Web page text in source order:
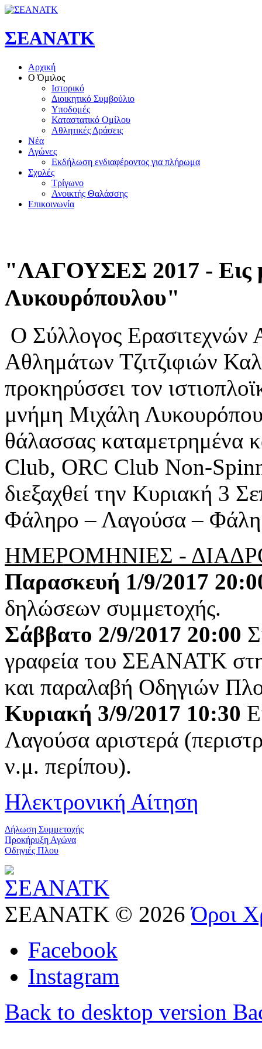
ΣΕΑΝΑΤΚ
Αρχική
Ο Όμιλος
Ιστορικό
Διοικητικό Συμβούλιο
Υποδομές
Καταστατικό Ομίλου
Αθλητικές Δράσεις
Νέα
Αγώνες
Εκδήλωση ενδιαφέροντος για πλήρωμα
Σχολές
Τρίγωνο
Ανοικτής Θαλάσσης
Επικοινωνία
"ΛΑΓΟΥΣΕΣ 2017 - Εις
Λυκουρόπουλου"
O Σύλλογος Ερασιτεχνών
Αθλημάτων Τζιτζιφιών
προκηρύσσει τον
μνήμη Μιχάλη
θάλασσας καταμετρημένα
Club, ORC Club Non-
διεξαχθεί την Κυριακή 3
Φάληρο – Λαγούσα –
ΗΜΕΡΟΜΗΝΙΕΣ -
Παρασκευή 1/9/2017
δηλώσεων συμμετοχής.
Σάββατο 2/9/2017 20:00
γραφεία του ΣΕΑΝΑΤΚ
και παραλαβή Οδηγιών
Κυριακή 3/9/2017 10:30
Λαγούσα αριστερά
ν.μ. περίπου).
Ηλεκτρονική Αίτηση
Δήλωση Συμμετοχής
Προκήρυξη Αγώνα
Οδηγιές Πλου
ΣΕΑΝΑΤΚ © 2026 Όροι
Facebook
Instagram
Back to desktop version